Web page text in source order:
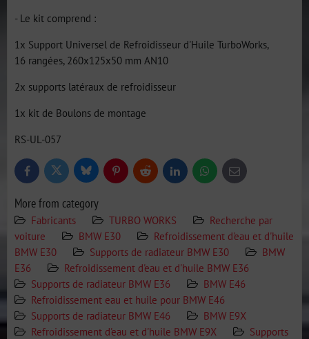
- Le kit comprend :
1x Support Universel de Refroidisseur d'Huile TurboWorks,
16 rangées, 260x125x50 mm AN10
2x supports latéraux de refroidisseur
1x kit de Boulons de montage
RS-UL-057
FacebookTwitter BlueskyPinterestReddit LinkedInWhatsApp
E-
mail
More from category
Fabricants TURBO WORKS
Recherche par
voiture
BMW E30
Refroidissement d'eau et d'huile
BMW E30
Supports de radiateur BMW E30
BMW
E36
Refroidissement d'eau et d'huile BMW E36
Supports de radiateur BMW E36
BMW E46
Refroidissement eau et huile pour BMW E46
Supports de radiateur BMW E46
BMW E9X
Refroidissement d'eau et d'huile BMW E9X
Supports